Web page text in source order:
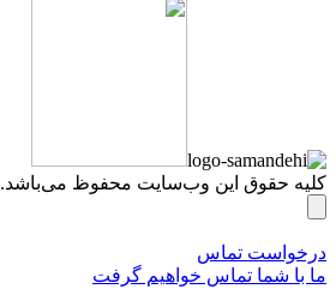
کلیه حقوق این وب‌سایت محفوظ می‌باشد. 2000-2026
درخواست تماس
ما با شما تماس خواهیم گرفت